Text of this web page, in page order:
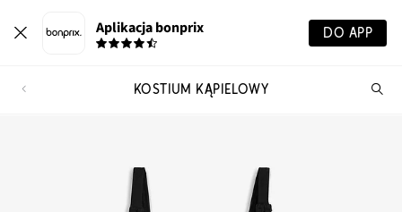
Aplikacja bonprix DO APP
KOSTIUM KĄPIELOWY